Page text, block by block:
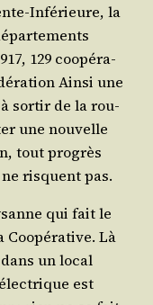
Infé­rieure, la
129 coopé­ra­
Ain­si une
sor­tir de la rou­
une nou­velle
tout pro­grès
risquent pas.
qui fait le
Coopé­ra­tive. Là
un local
est